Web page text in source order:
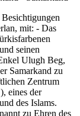
mit: - Das
seinen
Ulugh Beg,
Samarkand zu
Zentrum
eines der
des Islams.
zu Ehren des